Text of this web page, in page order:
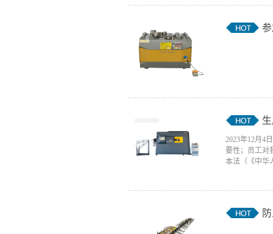
2023年12月4
要性；员工
本法（《中华